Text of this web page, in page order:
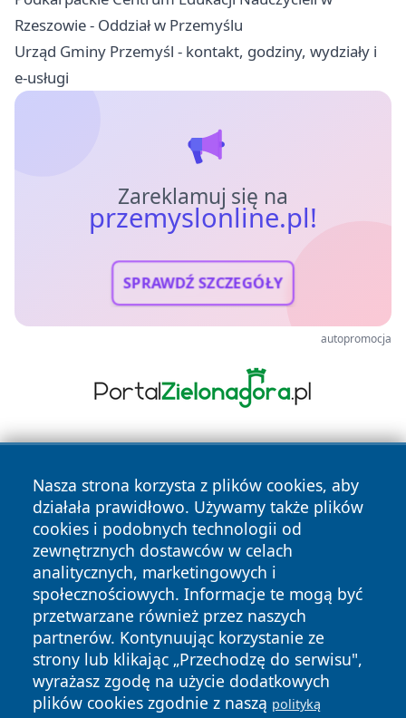
Rzeszowie - Oddział w Przemyślu
Urząd Gminy Przemyśl - kontakt, godziny, wydziały i
e-usługi
Zareklamuj się na
przemyslonline.pl!
SPRAWDŹ SZCZEGÓŁY
autopromocja
Nasza strona korzysta z plików cookies, aby
działała prawidłowo. Używamy także plików
cookies i podobnych technologii od
zewnętrznych dostawców w celach
analitycznych, marketingowych i
społecznościowych. Informacje te mogą być
przetwarzane również przez naszych
partnerów. Kontynuując korzystanie ze
strony lub klikając „Przechodzę do serwisu",
wyrażasz zgodę na użycie dodatkowych
plików cookies zgodnie z naszą polityką
Copyright © 2026 przemyslonline.pl Wszystkie prawa
zastrzeżone.
News Autorzy
Polityka
Prywatności
Polityka
Cookies